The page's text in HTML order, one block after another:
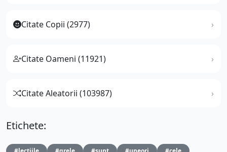
Citate Copii (2977)
Citate Oameni (11921)
Citate Aleatorii (103987)
Etichete: